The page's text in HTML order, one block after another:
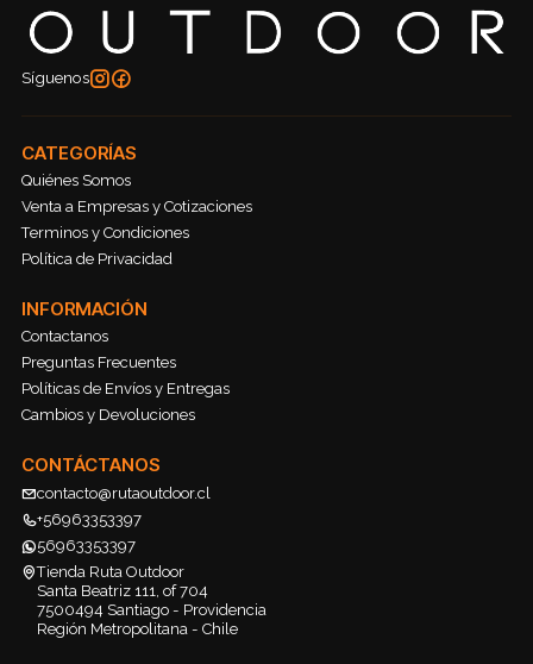
Síguenos
CATEGORÍAS
Quiénes Somos
Venta a Empresas y Cotizaciones
Terminos y Condiciones
Política de Privacidad
INFORMACIÓN
Contactanos
Preguntas Frecuentes
Políticas de Envíos y Entregas
Cambios y Devoluciones
CONTÁCTANOS
contacto@rutaoutdoor.cl
+56963353397
56963353397
Tienda Ruta Outdoor
Santa Beatriz 111, of 704
7500494 Santiago - Providencia
Región Metropolitana - Chile